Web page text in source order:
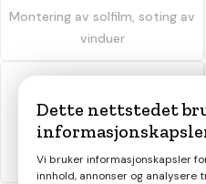
Montering av solfilm, soting av
vinduer
Dekkhotell
Oppbevaring av dekk
Dette nettstedet
Vi bruker informasjonskapsler
innhold, annonser og analysere